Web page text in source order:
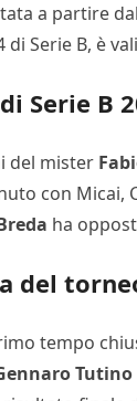
a partire
di Serie B, è
Serie B
del mister
con Micai,
ha
del
tempo
Tutino